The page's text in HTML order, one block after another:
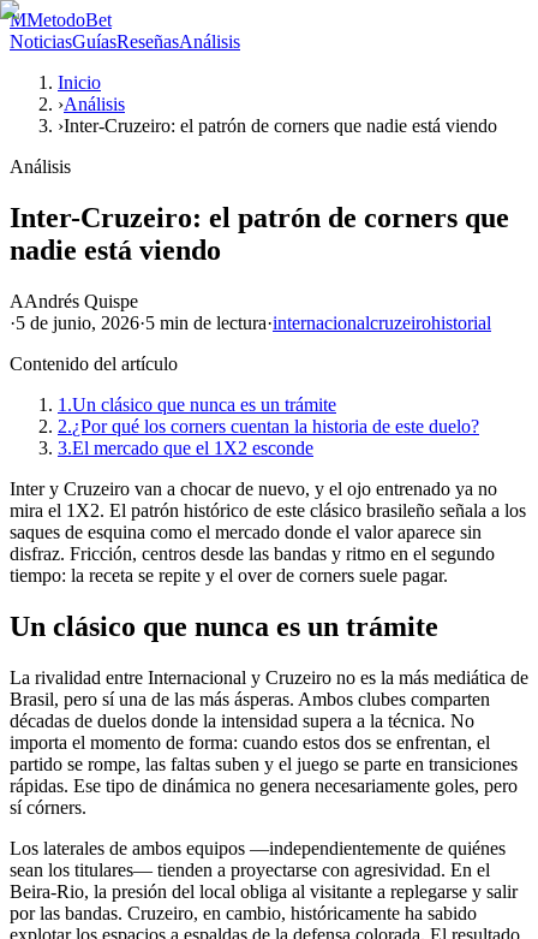
MMetodoBet
NoticiasGuíasReseñasAnálisis
Inicio
›Análisis
›Inter-Cruzeiro: el patrón de corners que nadie está viendo
Análisis
Inter-Cruzeiro: el patrón de corners que
nadie está viendo
AAndrés Quispe
·5 de junio, 2026·5 min de lectura·internacionalcruzeirohistorial
Contenido del artículo
1.Un clásico que nunca es un trámite
2.¿Por qué los corners cuentan la historia de este duelo?
3.El mercado que el 1X2 esconde
Inter y Cruzeiro van a chocar de nuevo, y el ojo entrenado ya no
mira el 1X2. El patrón histórico de este clásico brasileño señala a los
saques de esquina como el mercado donde el valor aparece sin
disfraz. Fricción, centros desde las bandas y ritmo en el segundo
tiempo: la receta se repite y el over de corners suele pagar.
Un clásico que nunca es un trámite
La rivalidad entre Internacional y Cruzeiro no es la más mediática de
Brasil, pero sí una de las más ásperas. Ambos clubes comparten
décadas de duelos donde la intensidad supera a la técnica. No
importa el momento de forma: cuando estos dos se enfrentan, el
partido se rompe, las faltas suben y el juego se parte en transiciones
rápidas. Ese tipo de dinámica no genera necesariamente goles, pero
sí córners.
Los laterales de ambos equipos —independientemente de quiénes
sean los titulares— tienden a proyectarse con agresividad. En el
Beira-Rio, la presión del local obliga al visitante a replegarse y salir
por las bandas. Cruzeiro, en cambio, históricamente ha sabido
explotar los espacios a espaldas de la defensa colorada. El resultado